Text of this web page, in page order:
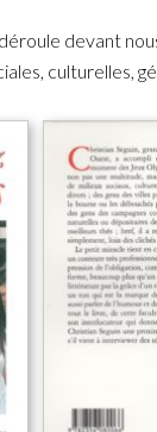
devant
culturelles,